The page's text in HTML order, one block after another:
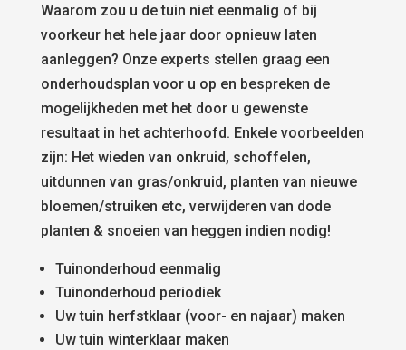
Waarom zou u de tuin niet eenmalig of bij
voorkeur het hele jaar door opnieuw laten
aanleggen? Onze experts stellen graag een
onderhoudsplan voor u op en bespreken de
mogelijkheden met het door u gewenste
resultaat in het achterhoofd. Enkele voorbeelden
zijn: Het wieden van onkruid, schoffelen,
uitdunnen van gras/onkruid, planten van nieuwe
bloemen/struiken etc, verwijderen van dode
planten & snoeien van heggen indien nodig!
Tuinonderhoud eenmalig
Tuinonderhoud periodiek
Uw tuin herfstklaar (voor- en najaar) maken
Uw tuin winterklaar maken